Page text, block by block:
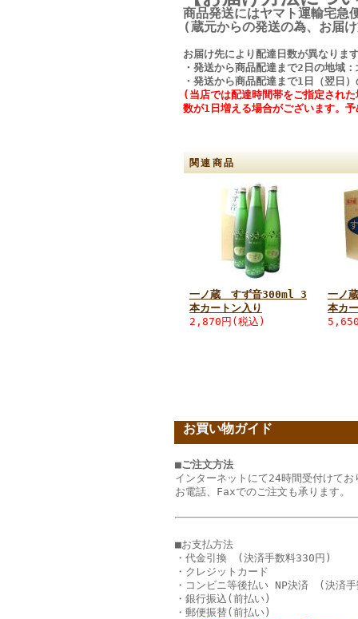
商品発送にはヤマト運輸宅急
(蔵元からの発送の為、お届
お届け先により配達日数が異なりま
・発送から商品配達まで2日の地域
・発送から商品配達まで1日（翌日
(当店では配達時間帯をご指定され
数が1日増える場合がございます。
関連商品
一ノ蔵 すず音300ml 3
本カートン入り
2,870円(税込)
一ノ
本カ
お買い物ガイド
■ご注文方法
インターネットにて24時間受付けてお
お電話、Faxでのご注文も承ります。
■お支払方法
・代金引換 (決済手数料330円)
・クレジットカード
・コンビニ等後払い NP決済 (決済
・銀行振込(前払い)
・郵便振替(前払い)